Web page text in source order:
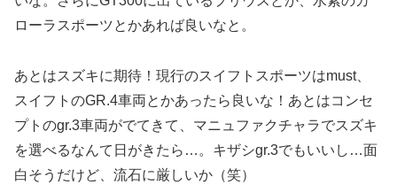
ローラスポーツとかあれば良いなと。
あとはスズキに期待！現行のスイフトスポーツはmust、
スイフトのGR.4車両とかあったら良いな！あとはコンセ
プトのgr.3車両がでてきて、マニュファクチャラでスズキ
を選べるなんて日がきたら…。キザシgr.3でもいいし…面
白そうだけど、流石に厳しいか（笑）